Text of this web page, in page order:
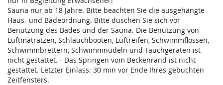
Sauna nur ab 18 Jahre. Bitte beachten Sie die ausgehängte
Haus- und Badeordnung. Bitte duschen Sie sich vor
Benutzung des Bades und der Sauna. Die Benutzung von
Luftmatratzen, Schlauchbooten, Luftreifen, Schwimmflossen,
Schwimmbrettern, Schwimmnudeln und Tauchgeräten ist
nicht gestattet. - Das Springen vom Beckenrand ist nicht
gestattet. Letzter Einlass: 30 min vor Ende Ihres gebuchten
Zeitfensters.